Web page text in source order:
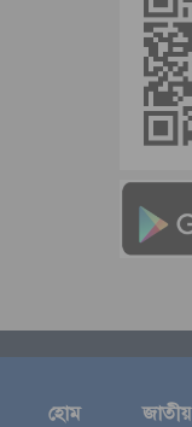
হোম জাতীয়